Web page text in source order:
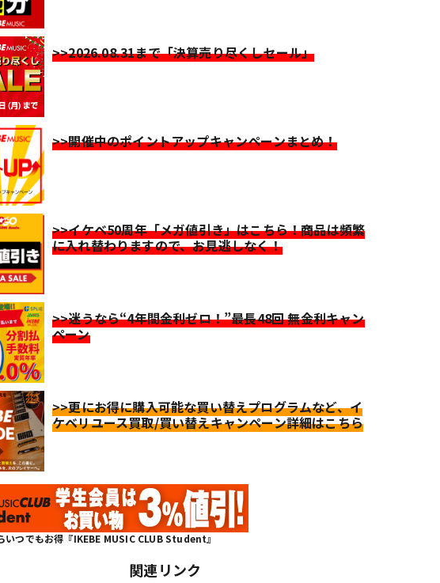
>>2026.08.31まで「決算売り尽くしセール」
>>開催中のポイントアップキャンペーンまとめ！
>>イケベ50周年「メガ値引き」はこちら！商品は頻繁
に入れ替わりますので、お見逃しなく！
>>迷うなら“4年間金利ゼロ！”最長48回 無金利キャン
ペーン
>>更にお得に購入可能な買い替えプログラムなど、イ
ケベリユース買取/買い替えキャンペーン詳細はこちら
いつでもお得『IKEBE MUSIC CLUB Student』
関連リンク